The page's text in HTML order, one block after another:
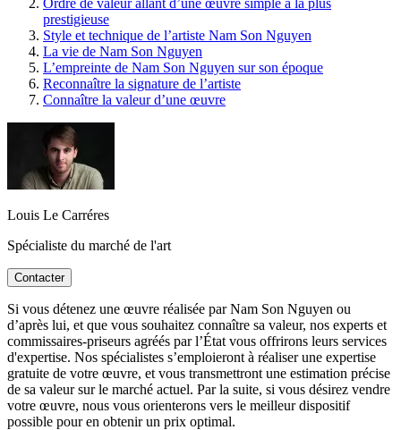
prestigieuse
Style et technique de l’artiste Nam Son Nguyen
La vie de Nam Son Nguyen
L’empreinte de Nam Son Nguyen sur son époque
Reconnaître la signature de l’artiste
Connaître la valeur d’une œuvre
Louis Le Carréres
Spécialiste du marché de l'art
Contacter
Si vous détenez une œuvre réalisée par Nam Son Nguyen ou
d’après lui, et que vous souhaitez connaître sa valeur, nos experts et
commissaires-priseurs agréés par l’État vous offrirons leurs services
d'expertise. Nos spécialistes s’emploieront à réaliser une expertise
gratuite de votre œuvre, et vous transmettront une estimation précise
de sa valeur sur le marché actuel. Par la suite, si vous désirez vendre
votre œuvre, nous vous orienterons vers le meilleur dispositif
possible pour en obtenir un prix optimal.